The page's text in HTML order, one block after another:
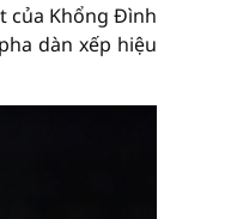
của Khổng Đình
dàn xếp hiệu